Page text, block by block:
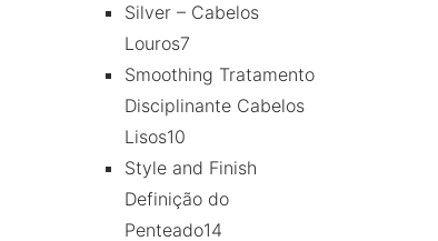
Silver – Cabelos
Louros7
Smoothing Tratamento
Disciplinante Cabelos
Lisos10
Style and Finish
Definição do
Penteado14